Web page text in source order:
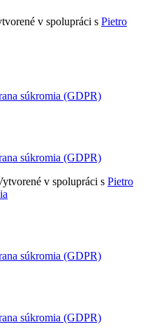
v spolupráci s Pietro
súkromia (GDPR)
súkromia (GDPR)
v spolupráci s Pietro
súkromia (GDPR)
súkromia (GDPR)